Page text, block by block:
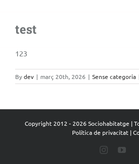
test
123
Bydev | març 20th, 2026 | Sense categoria
Copyright 2012 - 2026 Sociohabitatge |
Política de privacitat|
Instagram